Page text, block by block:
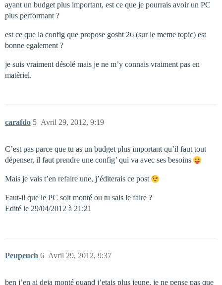
ayant un budget plus important, est ce que je pourrais avoir un PC
plus performant ?
est ce que la config que propose gosht 26 (sur le meme topic) est
bonne egalement ?
je suis vraiment désolé mais je ne m’y connais vraiment pas en
matériel.
carafdo Avril 29, 2012, 9:19
5
C’est pas parce que tu as un budget plus important qu’il faut tout
dépenser, il faut prendre une config’ qui va avec ses besoins
Mais je vais t’en refaire une, j’éditerais ce post
Faut-il que le PC soit monté ou tu sais le faire ?
Edité le 29/04/2012 à 21:21
Peupeuch Avril 29, 2012, 9:37
6
ben j’en ai deja monté quand j’etais plus jeune. je ne pense pas que